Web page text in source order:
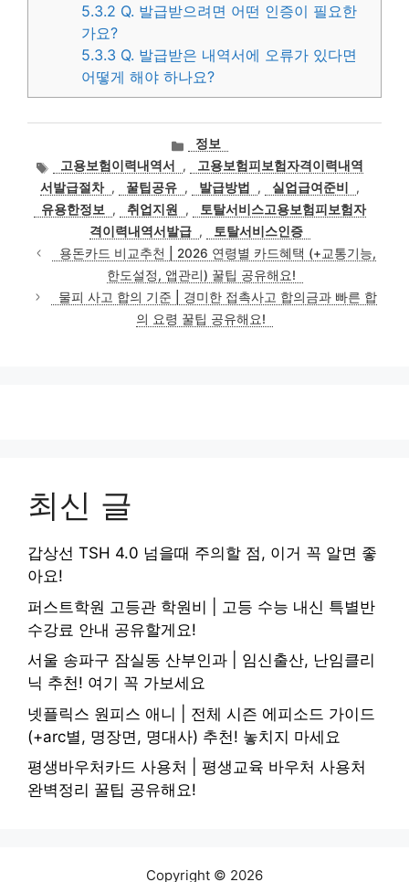
5.3.2 Q. 발급받으려면 어떤 인증이 필요한
가요?
5.3.3 Q. 발급받은 내역서에 오류가 있다면
어떻게 해야 하나요?
카
테
고
리
정보
태
그
고용보험이력내역서 ,
고용보험피보험자격이력내역
서발급절차 , 꿀팁공유 , 발급방법 , 실업급여준비
,
유용한정보
, 취업지원 ,
토탈서비스고용보험피보험자
격이력내역서발급 ,
토탈서비스인증
용돈카드 비교추천 | 2026 연령별 카드혜택 (+교통기능,
한도설정, 앱관리) 꿀팁 공유해요!
물피 사고 합의 기준 | 경미한 접촉사고 합의금과 빠른 합
의 요령 꿀팁 공유해요!
최신 글
갑상선 TSH 4.0 넘을때 주의할 점, 이거 꼭 알면 좋
아요!
퍼스트학원 고등관 학원비 | 고등 수능 내신 특별반
수강료 안내 공유할게요!
서울 송파구 잠실동 산부인과 | 임신출산, 난임클리
닉 추천! 여기 꼭 가보세요
넷플릭스 원피스 애니 | 전체 시즌 에피소드 가이드
(+arc별, 명장면, 명대사) 추천! 놓치지 마세요
평생바우처카드 사용처 | 평생교육 바우처 사용처
완벽정리 꿀팁 공유해요!
Copyright © 2026